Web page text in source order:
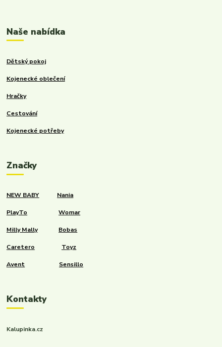
Naše nabídka
Dětský pokoj
Kojenecké oblečení
Hračky
Cestování
Kojenecké potřeby
Značky
NEW BABY Nania
PlayTo Womar
Milly Mally Bobas
Caretero Toyz
Avent Sensillo
Kontakty
Kalupinka.cz